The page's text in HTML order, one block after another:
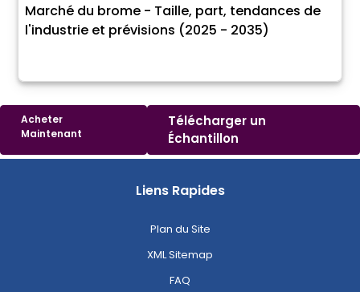
Marché du brome - Taille, part, tendances de
l'industrie et prévisions (2025 - 2035)
Acheter
Maintenant
Télécharger un
Échantillon
Liens Rapides
Plan du Site
XML Sitemap
FAQ